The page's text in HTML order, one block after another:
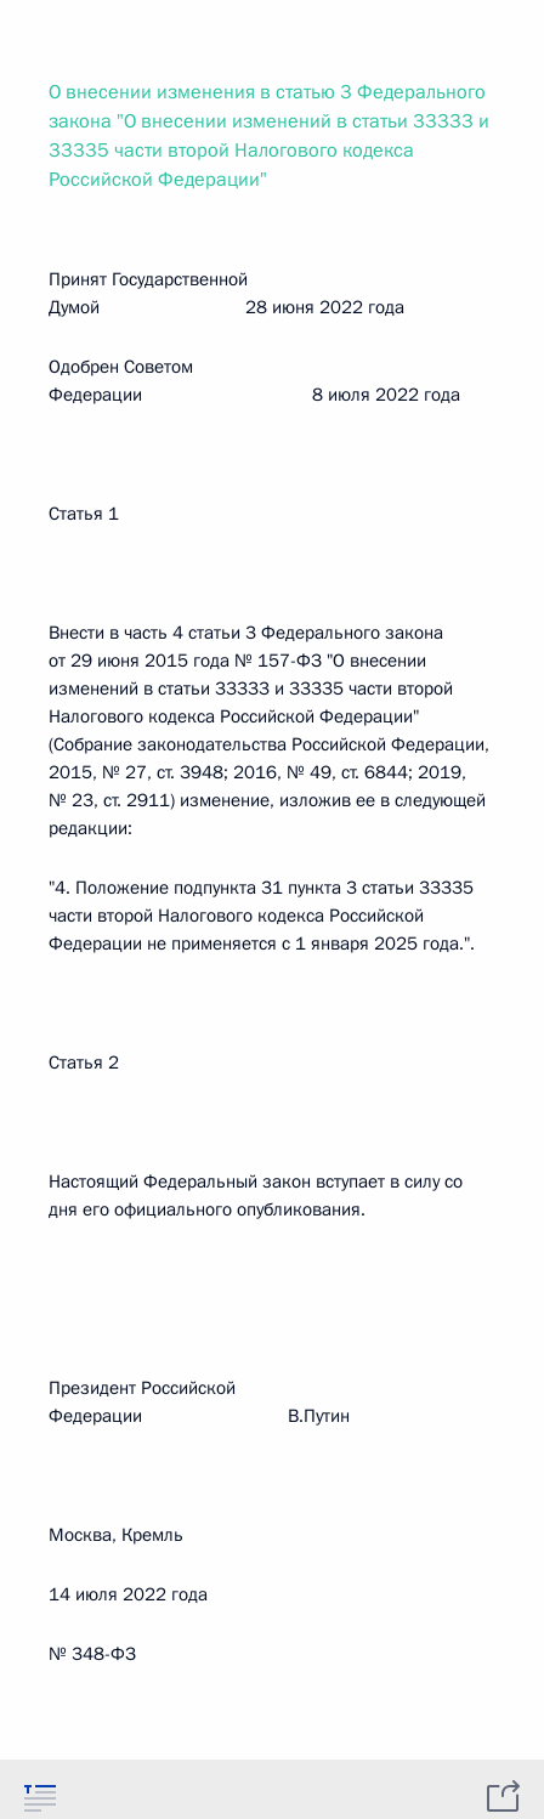
О внесении изменения в статью 3 Федерального
закона "О внесении изменений в статьи 33333 и
33335 части второй Налогового кодекса
Российской Федерации"
Принят Государственной
Думой 28 июня 2022 года
Одобрен Советом
Федерации 8 июля 2022 года
Статья 1
Внести в часть 4 статьи 3 Федерального закона
от 29 июня 2015 года № 157-ФЗ "О внесении
изменений в статьи 33333 и 33335 части второй
Налогового кодекса Российской Федерации"
(Собрание законодательства Российской Федерации,
2015, № 27, ст. 3948; 2016, № 49, ст. 6844; 2019,
№ 23, ст. 2911) изменение, изложив ее в следующей
редакции:
"4. Положение подпункта 31 пункта 3 статьи 33335
части второй Налогового кодекса Российской
Федерации не применяется с 1 января 2025 года.".
Статья 2
Настоящий Федеральный закон вступает в силу со
дня его официального опубликования.
Президент Российской
Федерации В.Путин
Москва, Кремль
14 июля 2022 года
№ 348-ФЗ